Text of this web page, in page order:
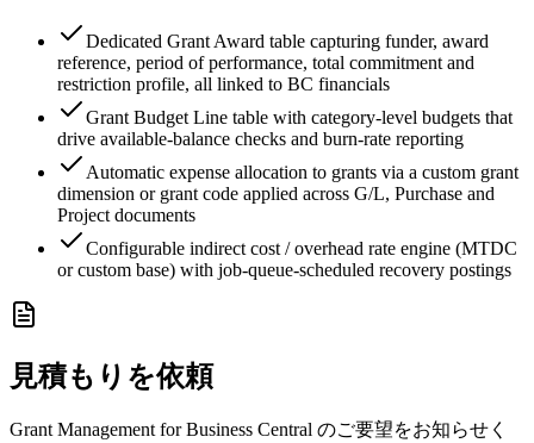
Dedicated Grant Award table capturing funder, award
reference, period of performance, total commitment and
restriction profile, all linked to BC financials
Grant Budget Line table with category-level budgets that
drive available-balance checks and burn-rate reporting
Automatic expense allocation to grants via a custom grant
dimension or grant code applied across G/L, Purchase and
Project documents
Configurable indirect cost / overhead rate engine (MTDC
or custom base) with job-queue-scheduled recovery postings
見積もりを依頼
Grant Management for Business Central のご要望をお知らせく